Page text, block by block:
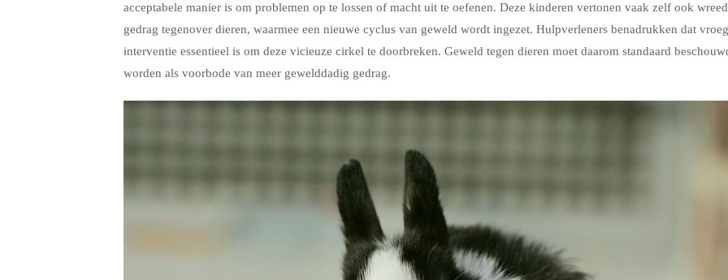
acceptabele manier is om problemen op te lossen of macht uit te oefenen. Deze kinderen vertonen vaak zelf ook wreed
gedrag tegenover dieren, waarmee een nieuwe cyclus van geweld wordt ingezet. Hulpverleners benadrukken dat
interventie essentieel is om deze vicieuze cirkel te doorbreken. Geweld tegen dieren moet daarom standaard
worden als voorbode van meer gewelddadig gedrag.